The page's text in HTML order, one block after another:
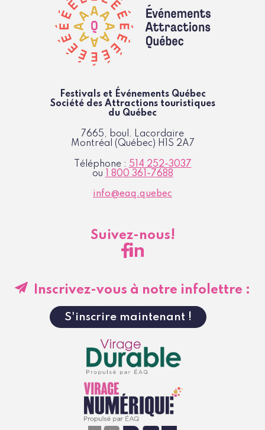
Festivals et Événements Québec
Société des Attractionstouristiques
du Québec
7665, boul. Lacordaire
Montréal (Québec) H1S 2A7
Téléphone : 514 252-3037
ou
1 800 361-7688
info@eaq.quebec
Suivez-nous!
Inscrivez-vous à notre infolettre :
S'inscrire maintenant !